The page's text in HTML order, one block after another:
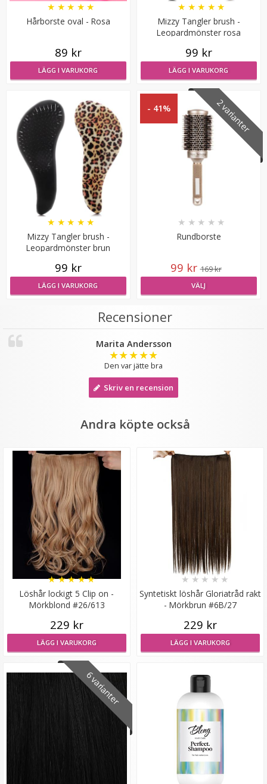
Syntetiskt löshår Gloriatråd rakt - Mörkbrun #8A
★
#24 Askblond - Original äkta löshår remy nagelslingor
★★★★ ★
★★
149 kr
LÄGG I VARUKORG
Hårborste oval - Rosa
★ ★ ★ ★ ★
89 kr
LÄGG I VARUKORG
Mizzy Tangler brush -
Leopardmönster rosa
★ ★ ★ ★ ★
99 kr
LÄGG I VARUKORG
Mizzy Tangler brush -
Leopardmönster brun
★ ★ ★ ★ ★
99 kr
LÄGG I VARUKORG
2 varianter
- 41%
Rundborste
★ ★ ★ ★ ★
99 kr 169 kr
VÄLJ
Recensioner
Marita Andersson
★★★★★
Den var jätte bra
Skriv en recension
Andra köpte också
Löshår lockigt 5 Clip on -
Mörkblond #26/613
★★★★★
229 kr
LÄGG I VARUKORG
Syntetiskt löshår Gloriatråd rakt
- Mörkbrun #6B/27
★ ★ ★ ★ ★
229 kr
LÄGG I VARUKORG
6 varianter